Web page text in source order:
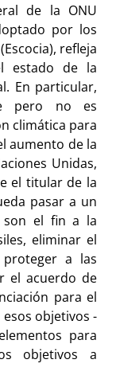
de la ONU
por los
refleja
estado de la
En particular,
pero no es
climática para
aumento de la
Unidas,
el titular de la
pasar a un
son el fin a la
eliminar el
a las
el acuerdo de
para el
objetivos -
para
objetivos a